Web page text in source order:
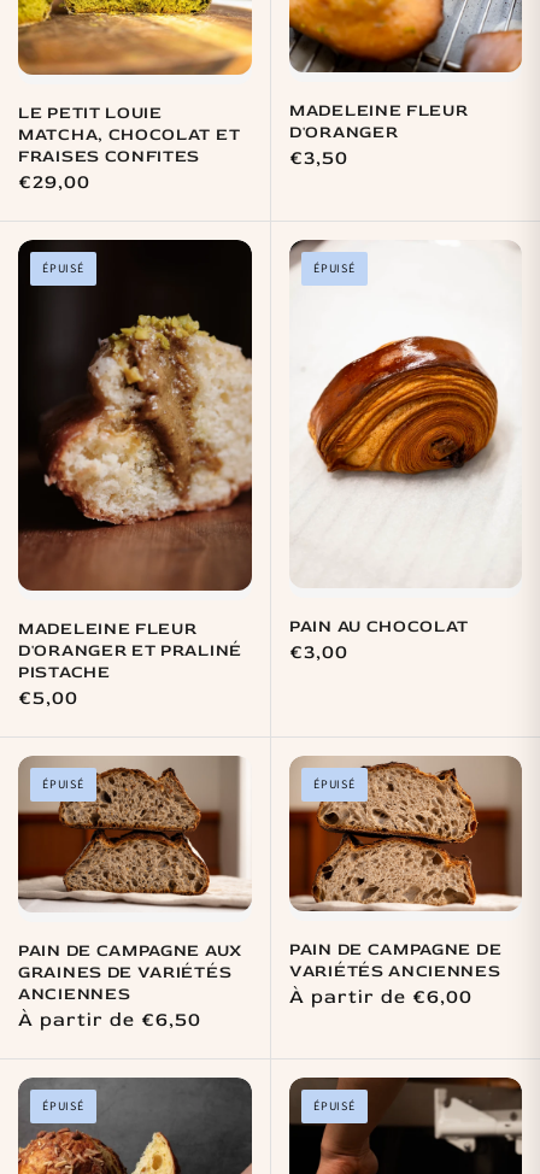
LE PETIT LOUIE
MATCHA, CHOCOLAT ET
FRAISES CONFITES
Prix
€29,00
MADELEINE FLEUR
D'ORANGER
Prix
€3,50
ÉPUISÉ
MADELEINE FLEUR
D'ORANGER ET PRALINÉ
PISTACHE
Prix
€5,00
ÉPUISÉ
PAIN AU CHOCOLAT
Prix
€3,00
ÉPUISÉ
PAIN DE CAMPAGNE AUX
GRAINES DE VARIÉTÉS
ANCIENNES
Prix
À partir de €6,50
ÉPUISÉ
PAIN DE CAMPAGNE DE
VARIÉTÉS ANCIENNES
Prix
À partir de €6,00
ÉPUISÉ ÉPUISÉ